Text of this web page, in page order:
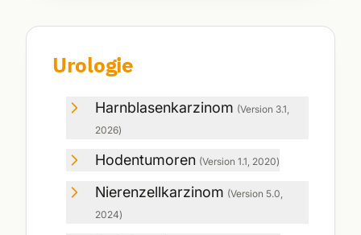
Urologie
Harnblasenkarzinom (Version 3.1,
2026)
Hodentumoren (Version 1.1, 2020)
Nierenzellkarzinom (Version 5.0,
2024)